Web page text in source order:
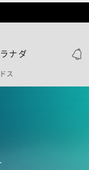
ナダ
ス